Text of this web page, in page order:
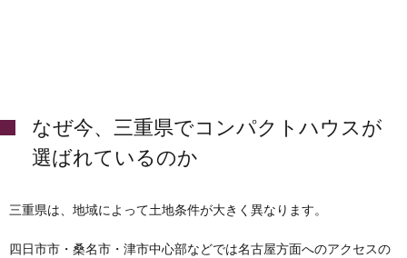
なぜ今、三重県でコンパクトハウスが
選ばれているのか
三重県は、地域によって土地条件が大きく異なります。
四日市市・桑名市・津市中心部などでは名古屋方面へのアクセスの